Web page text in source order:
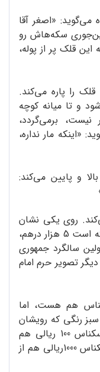
«اصغر آقا
سکه‌هاش رو
قلک پر از پوله،
را پاره می‌کند.
و تا میانه کوچه
برمی‌گردد،
«اینکه مار نداره،
و پایین می‌کند:
روی یکی نشان
شیر و خورشید است، روی دیگری نوشته است 5 هزار درهم،
سالگرد جمهوری
روی یکی دیگر تصویر حرم امام
هم هست، اما
رنگی که رویشان
چند مرد در حال کشاورزی‌اند. روی اسکناس 100 ریالی هم
عکسی از مدرس نقش بسته است. اسکناس 1000ریالی هم از